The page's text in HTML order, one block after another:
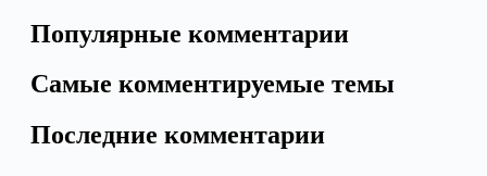
Популярные комментарии
Самые комментируемые темы
Последние комментарии